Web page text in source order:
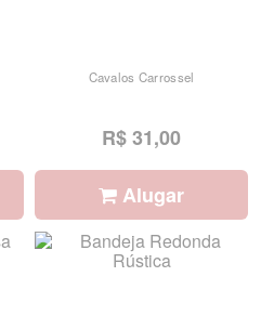
Cavalos Carrossel
R$ 31,00
Alugar